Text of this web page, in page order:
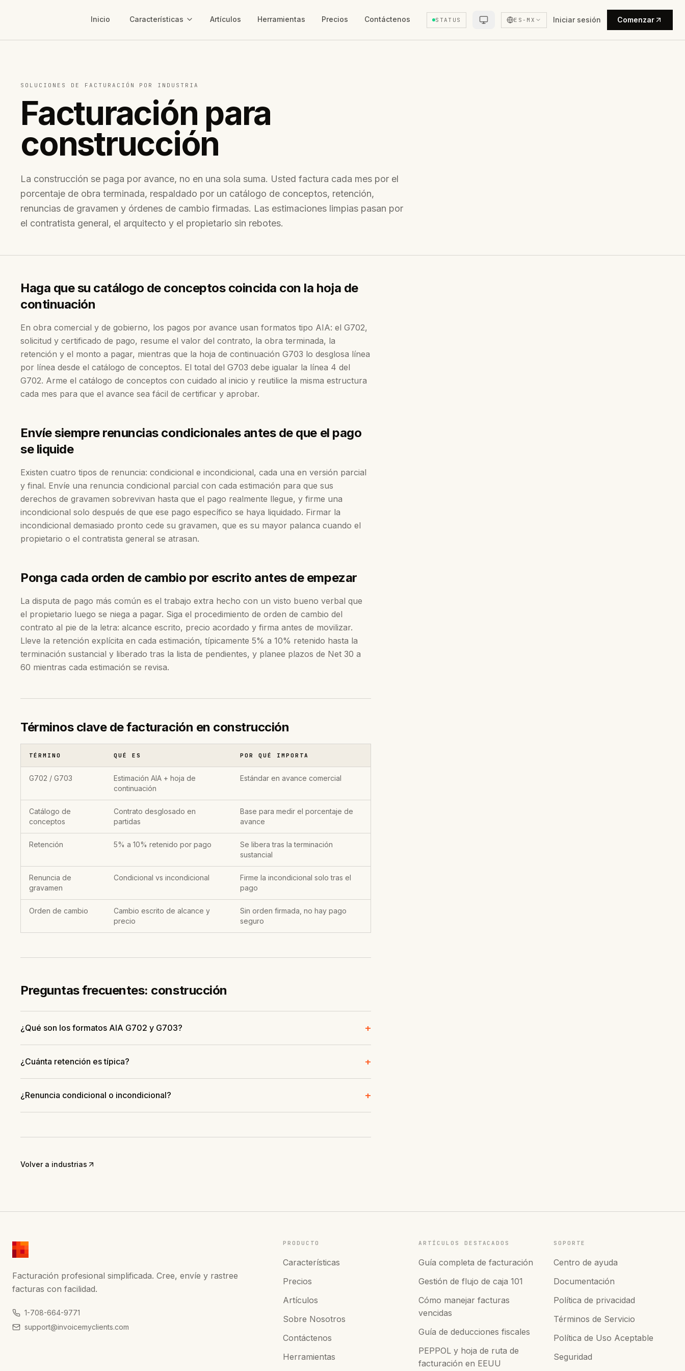
Inicio Características Artículos Herramientas Precios Contáctenos STATUS ES-MX Iniciar sesión Comenzar
SOLUCIONES DE FACTURACIÓN POR INDUSTRIA
Facturación para
construcción
La construcción se paga por avance, no en una sola suma. Usted factura cada mes por el
porcentaje de obra terminada, respaldado por un catálogo de conceptos, retención,
renuncias de gravamen y órdenes de cambio firmadas. Las estimaciones limpias pasan por
el contratista general, el arquitecto y el propietario sin rebotes.
Haga que su catálogo de conceptos coincida con la hoja de
continuación
En obra comercial y de gobierno, los pagos por avance usan formatos tipo AIA: el G702,
solicitud y certificado de pago, resume el valor del contrato, la obra terminada, la
retención y el monto a pagar, mientras que la hoja de continuación G703 lo desglosa línea
por línea desde el catálogo de conceptos. El total del G703 debe igualar la línea 4 del
G702. Arme el catálogo de conceptos con cuidado al inicio y reutilice la misma estructura
cada mes para que el avance sea fácil de certificar y aprobar.
Envíe siempre renuncias condicionales antes de que el pago
se liquide
Existen cuatro tipos de renuncia: condicional e incondicional, cada una en versión parcial
y final. Envíe una renuncia condicional parcial con cada estimación para que sus
derechos de gravamen sobrevivan hasta que el pago realmente llegue, y firme una
incondicional solo después de que ese pago específico se haya liquidado. Firmar la
incondicional demasiado pronto cede su gravamen, que es su mayor palanca cuando el
propietario o el contratista general se atrasan.
Ponga cada orden de cambio por escrito antes de empezar
La disputa de pago más común es el trabajo extra hecho con un visto bueno verbal que
el propietario luego se niega a pagar. Siga el procedimiento de orden de cambio del
contrato al pie de la letra: alcance escrito, precio acordado y firma antes de movilizar.
Lleve la retención explícita en cada estimación, típicamente 5% a 10% retenido hasta la
terminación sustancial y liberado tras la lista de pendientes, y planee plazos de Net 30 a
60 mientras cada estimación se revisa.
Términos clave de facturación en construcción
TÉRMINO QUÉ ES POR QUÉ IMPORTA
G702 / G703
Estimación AIA + hoja de
continuación
Estándar en avance comercial
Catálogo de
conceptos
Contrato desglosado en
partidas
Base para medir el porcentaje de
avance
Retención 5% a 10% retenido por pago
Se libera tras la terminación
sustancial
Renuncia de
gravamen
Condicional vs incondicional
Firme la incondicional solo tras el
pago
Orden de cambio
Cambio escrito de alcance y
precio
Sin orden firmada, no hay pago
seguro
Preguntas frecuentes: construcción
¿Qué son los formatos AIA G702 y G703? +
¿Cuánta retención es típica? +
¿Renuncia condicional o incondicional? +
Volver a industrias
Facturación profesional simplificada. Cree, envíe y rastree
facturas con facilidad.
1-708-664-9771
support@invoicemyclients.com
PRODUCTO
Características
Precios
Artículos
Sobre Nosotros
Contáctenos
Herramientas
ARTÍCULOS DESTACADOS
Guía completa de facturación
Gestión de flujo de caja 101
Cómo manejar facturas
vencidas
Guía de deducciones fiscales
PEPPOL y hoja de ruta de
facturación en EEUU
SOPORTE
Centro de ayuda
Documentación
Política de privacidad
Términos de Servicio
Política de Uso Aceptable
Seguridad